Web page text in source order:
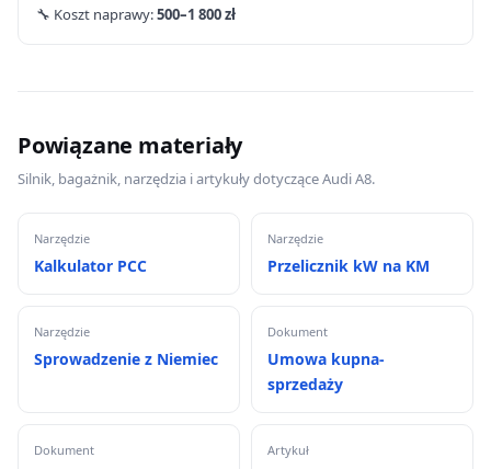
🔧 Koszt naprawy:500–1 800 zł
Powiązane materiały
Silnik, bagażnik, narzędzia i artykuły dotyczące Audi A8.
Narzędzie
Kalkulator PCC
Narzędzie
Przelicznik kW na KM
Narzędzie
Sprowadzenie z Niemiec
Dokument
Umowa kupna-
sprzedaży
Dokument Artykuł